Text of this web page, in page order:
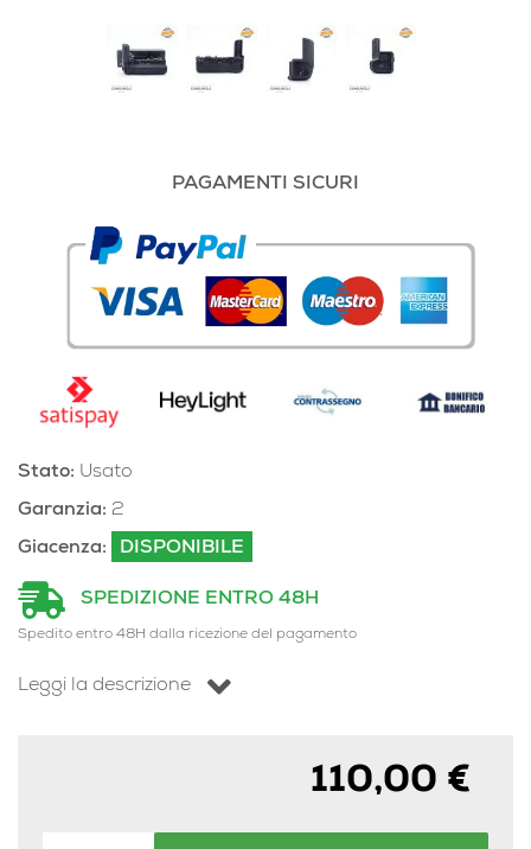
PAGAMENTI SICURI
Stato: Usato
Garanzia: 2
Giacenza:
DISPONIBILE
SPEDIZIONE ENTRO 48H
Spedito entro 48H dalla ricezione del pagamento
Leggi la descrizione
110,00 €